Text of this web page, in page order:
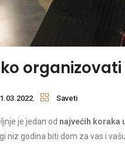
Saveti
je jedan od najvećih koraka
niz godina biti dom za vas i